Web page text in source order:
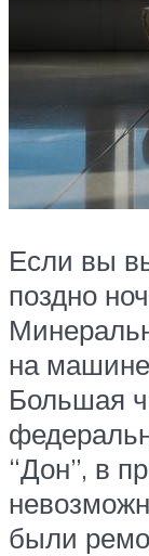
Если вы
поздно
на
Большая
“Дон”, в
были